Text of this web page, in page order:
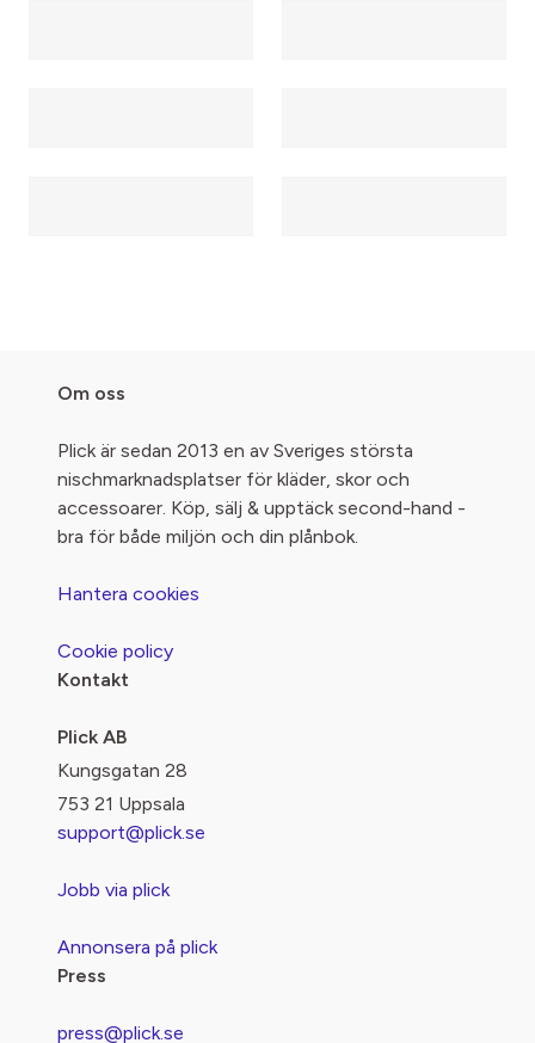
Om oss
Plick är sedan 2013 en av Sveriges största
nischmarknadsplatser för kläder, skor och
accessoarer. Köp, sälj & upptäck second-hand -
bra för både miljön och din plånbok.
Hantera cookies
Cookie policy
Kontakt
Plick AB
Kungsgatan 28
753 21 Uppsala
support@plick.se
Jobb via plick
Annonsera på plick
Press
press@plick.se